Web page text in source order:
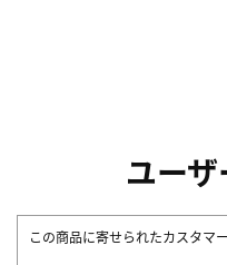
ユー
この商品に寄せられたカスタマ